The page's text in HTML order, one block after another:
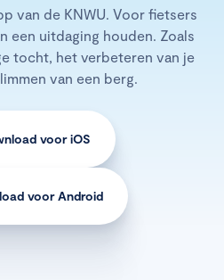
van de KNWU. Voor fietsers
een uitdaging houden. Zoals
tocht, het verbeteren van je
van een berg.
voor iOS
voor Android